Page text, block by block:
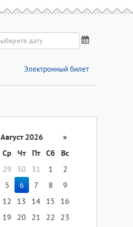
Электронный билет
Август 2026
»
Ср Чт Пт Сб
Вс
29 30 31 1
2
5 6 7 8
9
12 13 14 15
16
19 20 21 22
23